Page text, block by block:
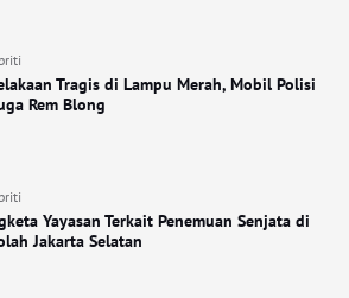
Tragis di Lampu Merah, Mobil Polisi
Rem Blong
Yayasan Terkait Penemuan Senjata di
Jakarta Selatan